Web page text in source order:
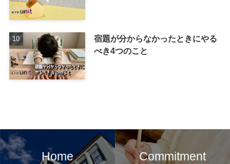
宿題が分からなかったときにやる
べき4つのこと
Home Commitment